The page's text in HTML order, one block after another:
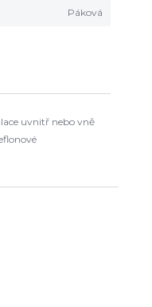
Páková
uvnitř nebo vně